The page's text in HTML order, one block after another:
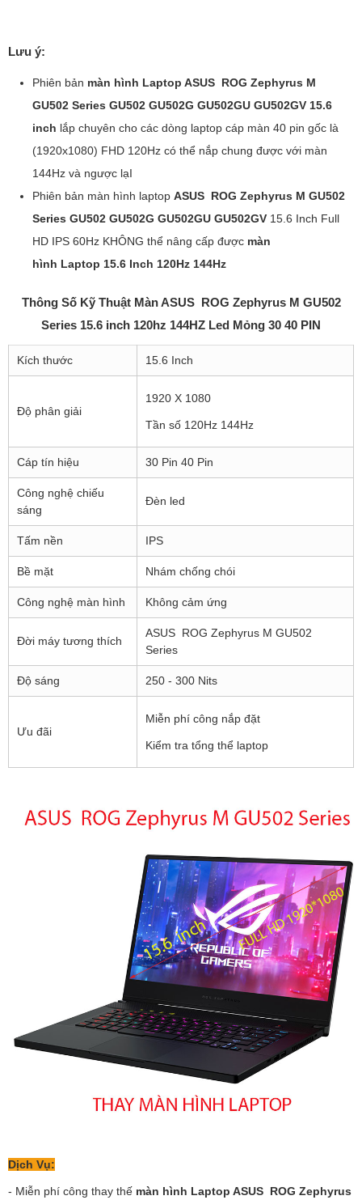
Lưu ý:
Phiên bản màn hình Laptop ASUS ROG Zephyrus M
GU502 Series GU502 GU502G GU502GU GU502GV 15.6
inch lắp chuyên cho các dòng laptop cáp màn 40 pin gốc là
(1920x1080) FHD 120Hz có thể nắp chung được với màn
144Hz và ngược lạI
Phiên bản màn hình laptop ASUS ROG Zephyrus M GU502
Series GU502 GU502G GU502GU GU502GV 15.6 Inch Full
HD IPS 60Hz KHÔNG thể nâng cấp được màn
hình Laptop 15.6 Inch 120Hz 144Hz
Thông Số Kỹ Thuật Màn ASUS ROG Zephyrus M GU502
Series 15.6 inch 120hz 144HZ Led Mỏng 30 40 PIN
Kích thước 15.6 Inch
Độ phân giải
1920 X 1080
Tần số 120Hz 144Hz
Cáp tín hiệu 30 Pin 40 Pin
Công nghệ chiếu
sáng
Đèn led
Tấm nền IPS
Bề mặt Nhám chống chói
Công nghệ màn hình Không cảm ứng
Đời máy tương thích
ASUS ROG Zephyrus M GU502
Series
Độ sáng 250 - 300 Nits
Ưu đãi
Miễn phí công nắp đặt
Kiểm tra tổng thể laptop
Dịch Vụ:
- Miễn phí công thay thế màn hình Laptop ASUS ROG Zephyrus